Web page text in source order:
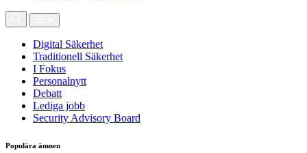
Digital Säkerhet
Traditionell Säkerhet
I Fokus
Personalnytt
Debatt
Lediga jobb
Security Advisory Board
Populära ämnen